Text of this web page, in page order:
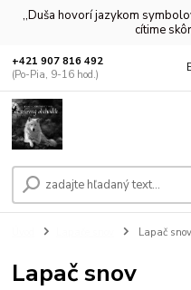
,,Duša hovorí jazykom
cítime
+421 907 816 492
(Po-Pia, 9-16 hod.)
Lapač snov
Lapač snov